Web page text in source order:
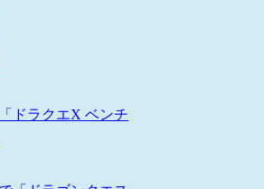
ドラクエX ベンチ